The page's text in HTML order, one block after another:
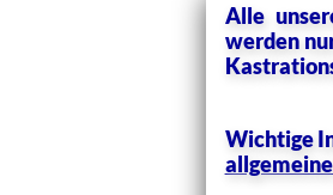
Alle
werden
Wichtige